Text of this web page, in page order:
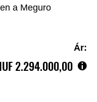
a Meguro
Ár:
2.294.000,00